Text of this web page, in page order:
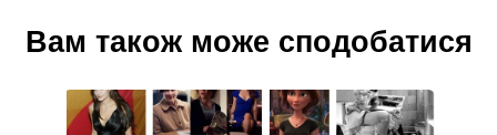
Вам також може сподобатися